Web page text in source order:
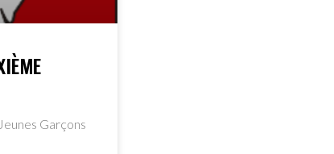
Garçons